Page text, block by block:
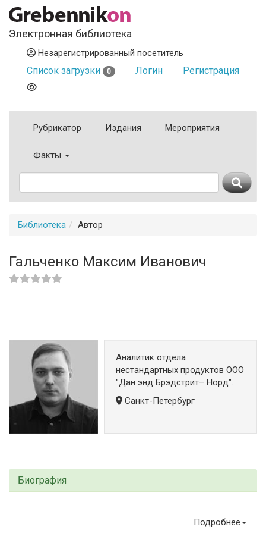
Электронная библиотека
Незарегистрированный посетитель
Список загрузки 0 Логин Регистрация
Рубрикатор Издания Мероприятия
Факты
Библиотека Автор
Гальченко Максим Иванович
Аналитик отдела
нестандартных продуктов ООО
"Дан энд Брэдстрит– Норд".
Санкт-Петербург
Биография
Подробнее